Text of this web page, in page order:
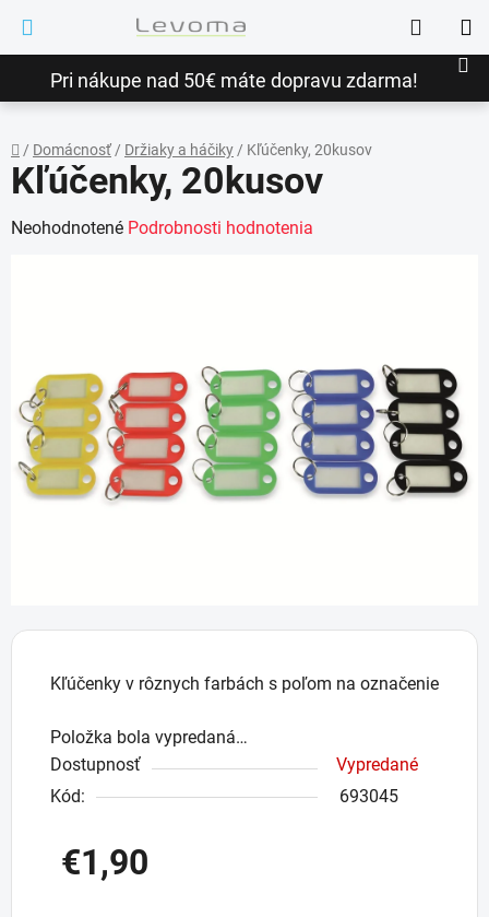
obsah
Pri nákupe nad 50€ máte dopravu zdarma!
Hľadať
Domov
/ Domácnosť/ Držiaky a háčiky/ Kľúčenky, 20kusov
Kľúčenky v rôznych farbách s poľom na označenie
Položka bola vypredaná…
Dostupnosť
Vypredané
Kód:
693045
€1,90
Kľúčenky, 20kusov
Priemerné
5
hviezdičiek.
Neohodnotené Podrobnosti hodnotenia